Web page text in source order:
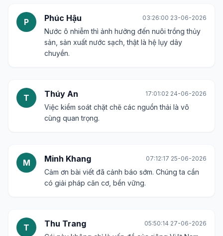
P Phúc Hậu 03:26:00 23-06-2026
Nước ô nhiễm thì ảnh hưởng đến nuôi trồng thủy
sản, sản xuất nước sạch, thật là hệ lụy dây
chuyền.
T Thúy An 17:01:02 24-06-2026
Việc kiểm soát chặt chẽ các nguồn thải là vô
cùng quan trọng.
M Minh Khang 07:12:17 25-06-2026
Cảm ơn bài viết đã cảnh báo sớm. Chúng ta cần
có giải pháp căn cơ, bền vững.
T Thu Trang 05:50:14 27-06-2026